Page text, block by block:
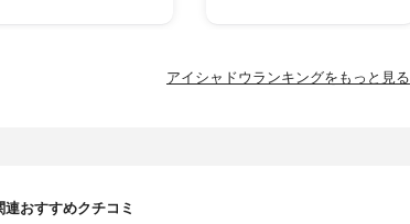
アイシャドウランキングをもっと見る
連おすすめクチコミ